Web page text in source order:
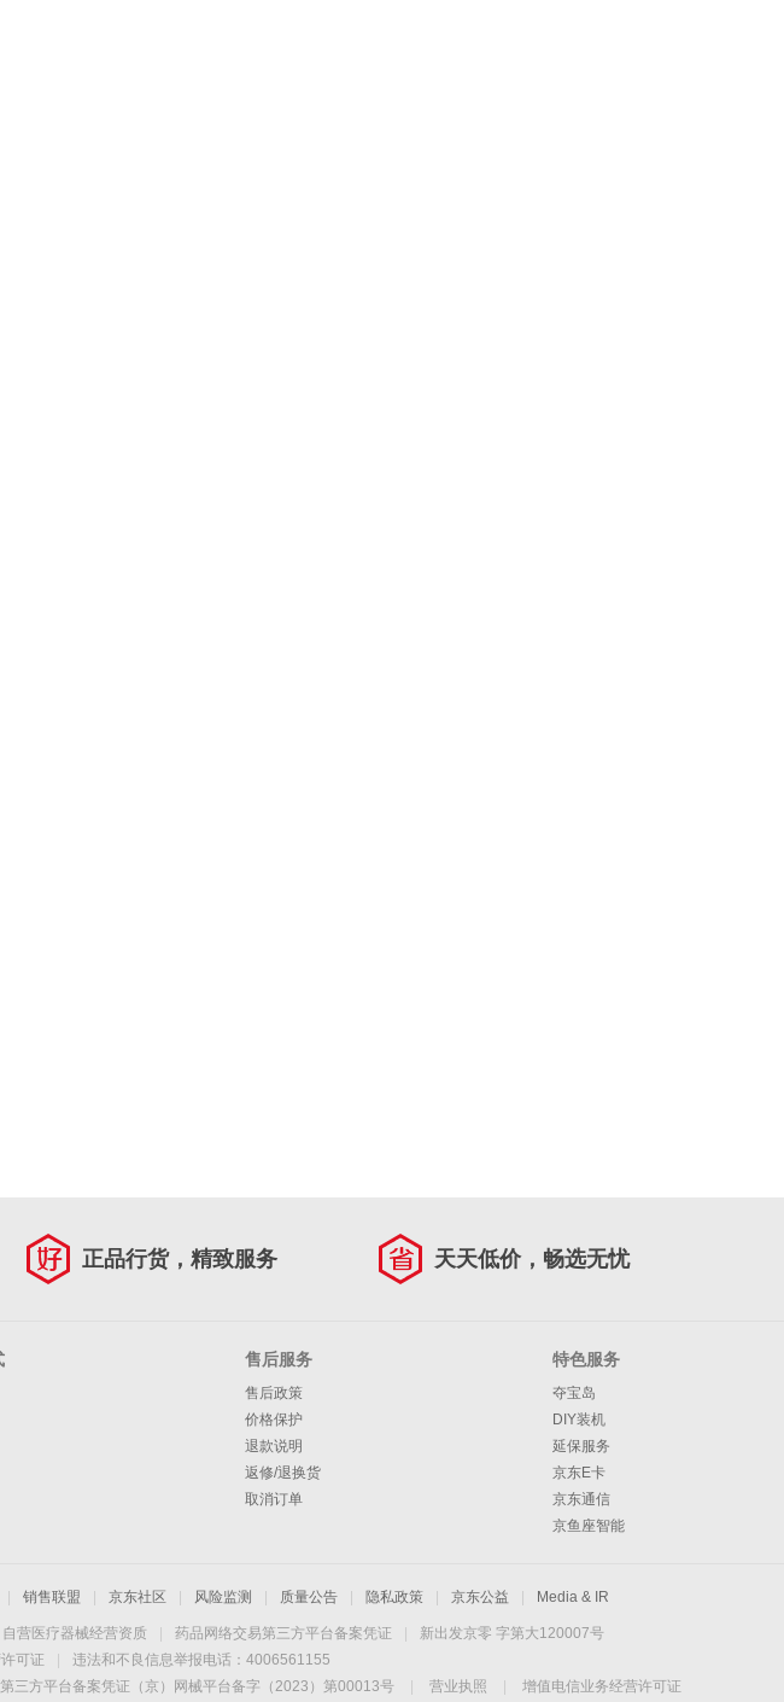
正品行货，精致服务 天天低价，畅选无忧
售后服务
售后政策
价格保护
退款说明
返修/退换货
取消订单
特色服务
夺宝岛
DIY装机
延保服务
京东E卡
京东通信
京鱼座智能
销售联盟 京东社区 风险监测 质量公告 隐私政策 京东公益 Media & IR
自营医疗器械经营资质 药品网络交易第三方平台备案凭证
新出发京零 字第大120007号
可证
违法和不良信息举报电话：4006561155
三方平台备案凭证（京）网械平台备字（2023）第00013号 营业执照 增值电信业务经营许可证